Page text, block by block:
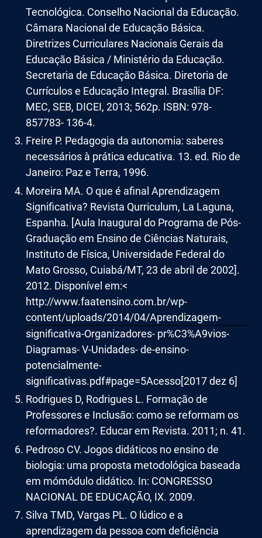
Tecnológica. Conselho Nacional da Educação.
Câmara Nacional de Educação Básica.
Diretrizes Curriculares Nacionais Gerais da
Educação Básica / Ministério da Educação.
Secretaria de Educação Básica. Diretoria de
Currículos e Educação Integral. Brasília DF:
MEC, SEB, DICEI, 2013; 562p. ISBN: 978-
857783- 136-4.
Freire P. Pedagogia da autonomia: saberes
necessários à prática educativa. 13. ed. Rio de
Janeiro: Paz e Terra, 1996.
Moreira MA. O que é afinal Aprendizagem
Significativa? Revista Qurriculum, La Laguna,
Espanha. [Aula Inaugural do Programa de Pós-
Graduação em Ensino de Ciências Naturais,
Instituto de Física, Universidade Federal do
Mato Grosso, Cuiabá/MT, 23 de abril de 2002].
2012. Disponível em:<
http://www.faatensino.com.br/wp-
content/uploads/2014/04/Aprendizagem-
significativa-Organizadores- pr%C3%A9vios-
Diagramas- V-Unidades- de-ensino-
potencialmente-
significativas.pdf#page=5Acesso[2017 dez 6]
Rodrigues D, Rodrigues L. Formação de
Professores e Inclusão: como se reformam os
reformadores?. Educar em Revista. 2011; n. 41.
Pedroso CV. Jogos didáticos no ensino de
biologia: uma proposta metodológica baseada
em mómódulo didático. In: CONGRESSO
NACIONAL DE EDUCAÇÃO, IX. 2009.
Silva TMD, Vargas PL. O lúdico e a
aprendizagem da pessoa com deficiência